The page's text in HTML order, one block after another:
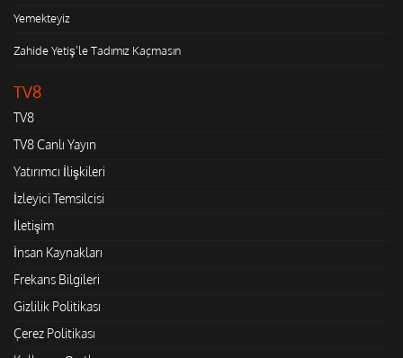
Yemekteyiz
Zahide Yetiş'le Tadımız Kaçmasın
TV8
TV8
TV8 Canlı Yayın
Yatırımcı İlişkileri
İzleyici Temsilcisi
İletişim
İnsan Kaynakları
Frekans Bilgileri
Gizlilik Politikası
Çerez Politikası